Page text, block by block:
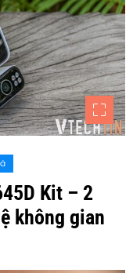
Kit – 2
không gian